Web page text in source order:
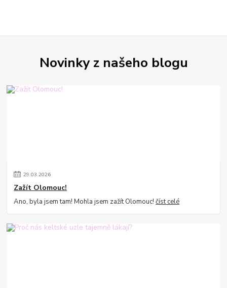
Novinky z našeho blogu
29.03.2026
Zažít Olomouc!
Ano, byla jsem tam! Mohla jsem zažít Olomouc!číst celé